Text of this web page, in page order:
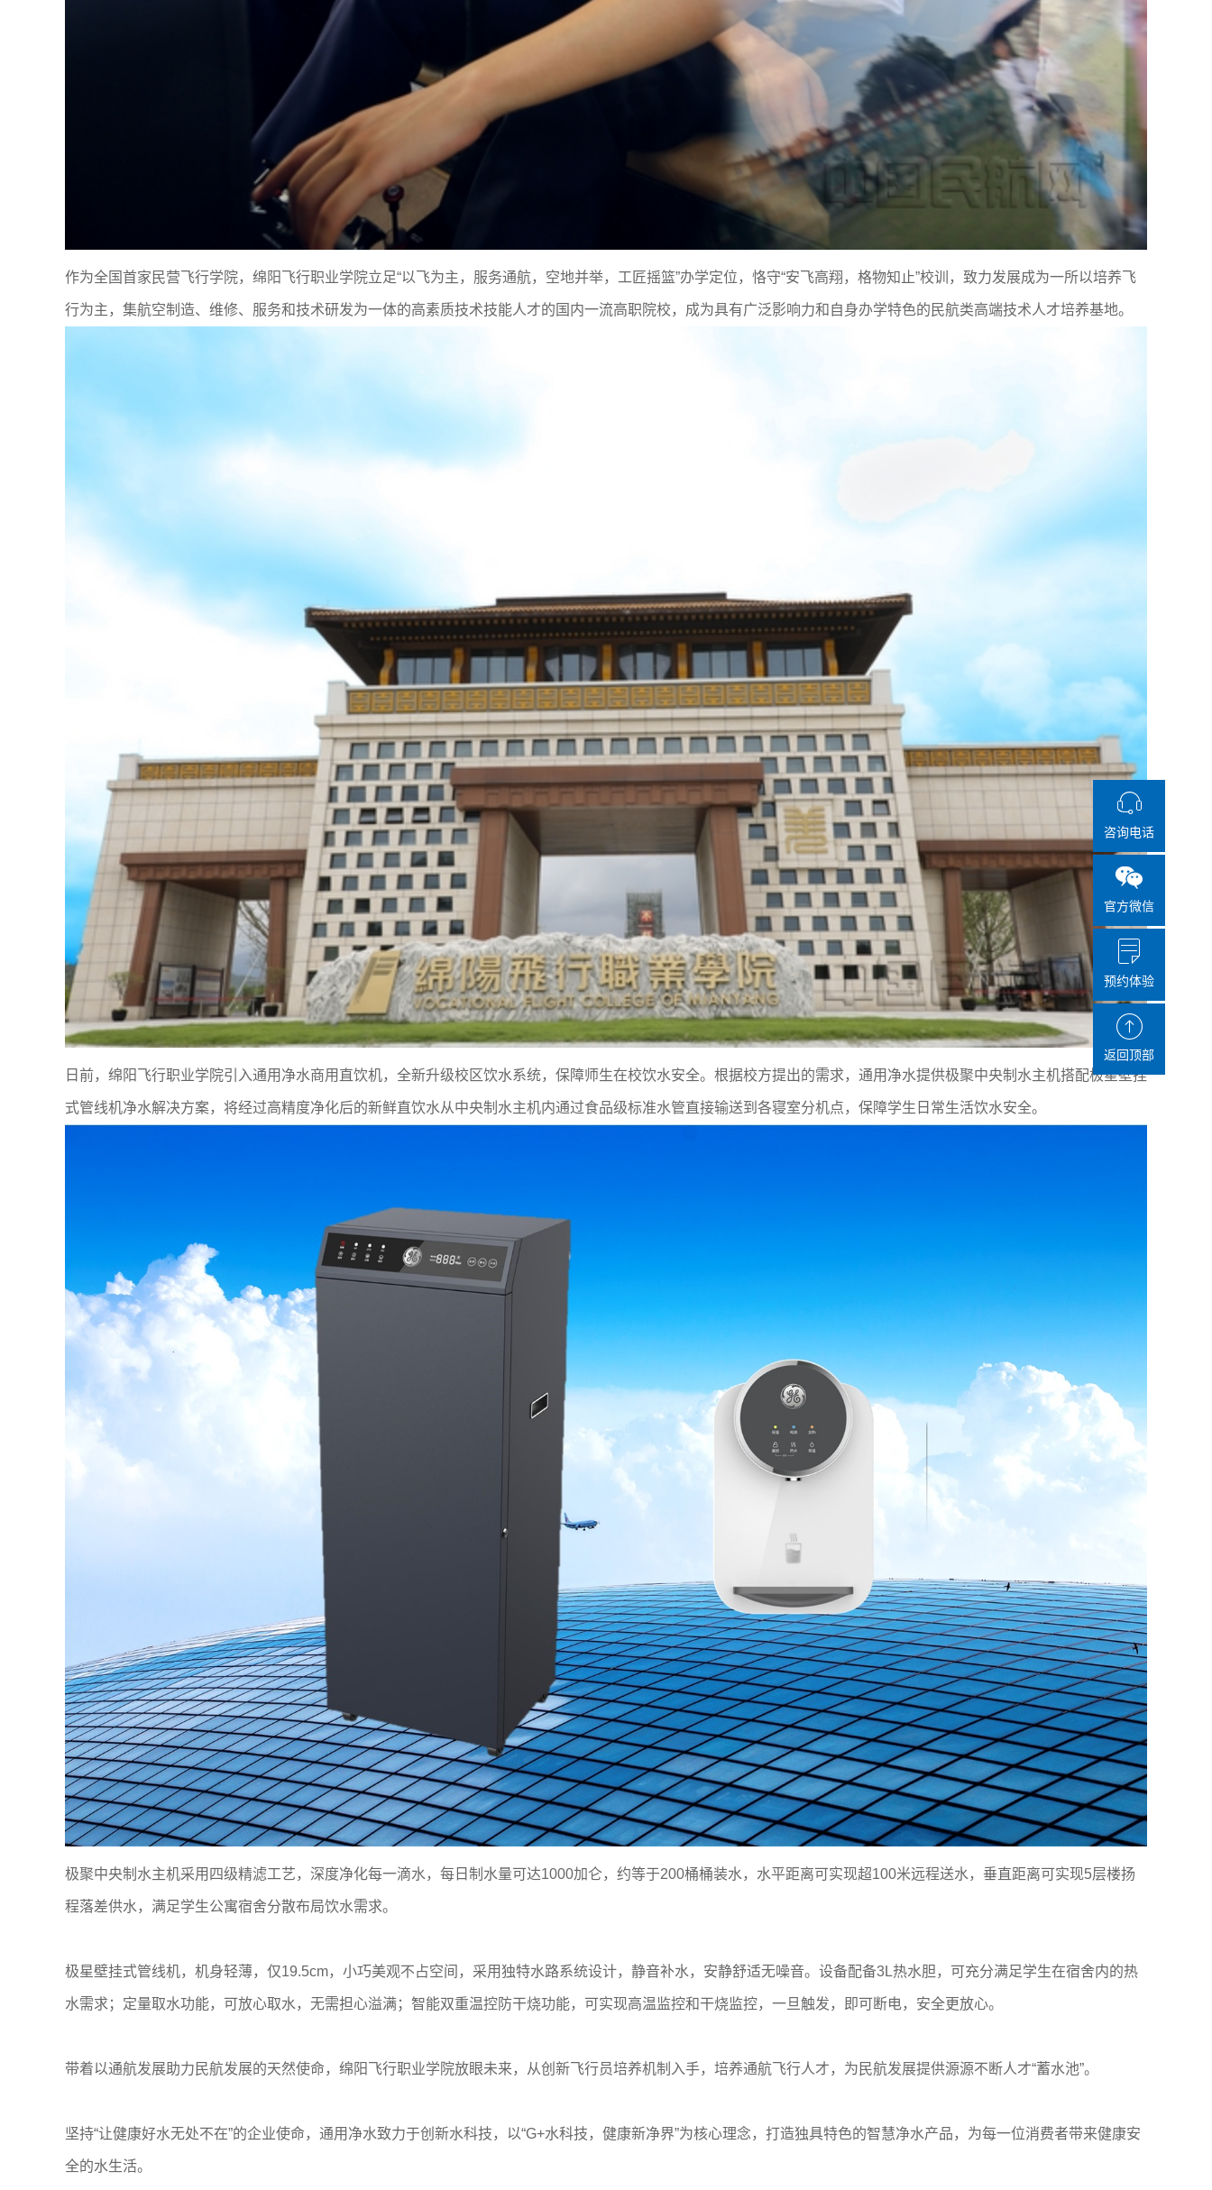
作为全国首家民营飞行学院，绵阳飞行职业学院立足“以飞为主，服务通航，空地并举，工匠摇篮”办学定位，恪守“安飞高翔，格物知止”校训，致力发展成为一所以培养飞
行为主，集航空制造、维修、服务和技术研发为一体的高素质技术技能人才的国内一流高职院校，成为具有广泛影响力和自身办学特色的民航类高端技术人才培养基地。
日前，绵阳飞行职业学院引入通用净水商用直饮机，全新升级校区饮水系统，保障师生在校饮水安全。根据校方提出的需求，通用净水提供极聚中央制水主机搭配极星壁挂
式管线机净水解决方案，将经过高精度净化后的新鲜直饮水从中央制水主机内通过食品级标准水管直接输送到各寝室分机点，保障学生日常生活饮水安全。
极聚中央制水主机采用四级精滤工艺，深度净化每一滴水，每日制水量可达1000加仑，约等于200桶桶装水，水平距离可实现超100米远程送水，垂直距离可实现5层楼扬
程落差供水，满足学生公寓宿舍分散布局饮水需求。
极星壁挂式管线机，机身轻薄，仅19.5cm，小巧美观不占空间，采用独特水路系统设计，静音补水，安静舒适无噪音。设备配备3L热水胆，可充分满足学生在宿舍内的热
水需求；定量取水功能，可放心取水，无需担心溢满；智能双重温控防干烧功能，可实现高温监控和干烧监控，一旦触发，即可断电，安全更放心。
带着以通航发展助力民航发展的天然使命，绵阳飞行职业学院放眼未来，从创新飞行员培养机制入手，培养通航飞行人才，为民航发展提供源源不断人才“蓄水池”。
坚持“让健康好水无处不在”的企业使命，通用净水致力于创新水科技，以“G+水科技，健康新净界”为核心理念，打造独具特色的智慧净水产品，为每一位消费者带来健康安
全的水生活。
咨询电话
官方微信
预约体验
返回顶部